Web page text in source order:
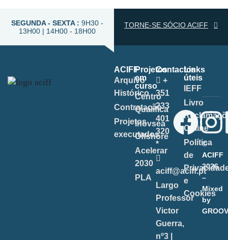
SEGUNDA - SEXTA : 9H30 -
13H00 | 14H00 - 18H00
TORNE-SE SÓCIO ACIFF
ACIFF
Arquivo
Histórico
Contratação
Projetos
executados
Projetos
em
curso
Centro
Qualifica
Inovsea
Offshore
Acelerar
2030
PLA
Contactos
+
351
233
401
320
*
aciff@aciff.pt
Largo
Professor
Victor
Guerra,
nº3 |
Links
úteis
IEFF
Livro
Online
Política
de
e
Cookies
©
ACIFF
2026
–
Mixed
by